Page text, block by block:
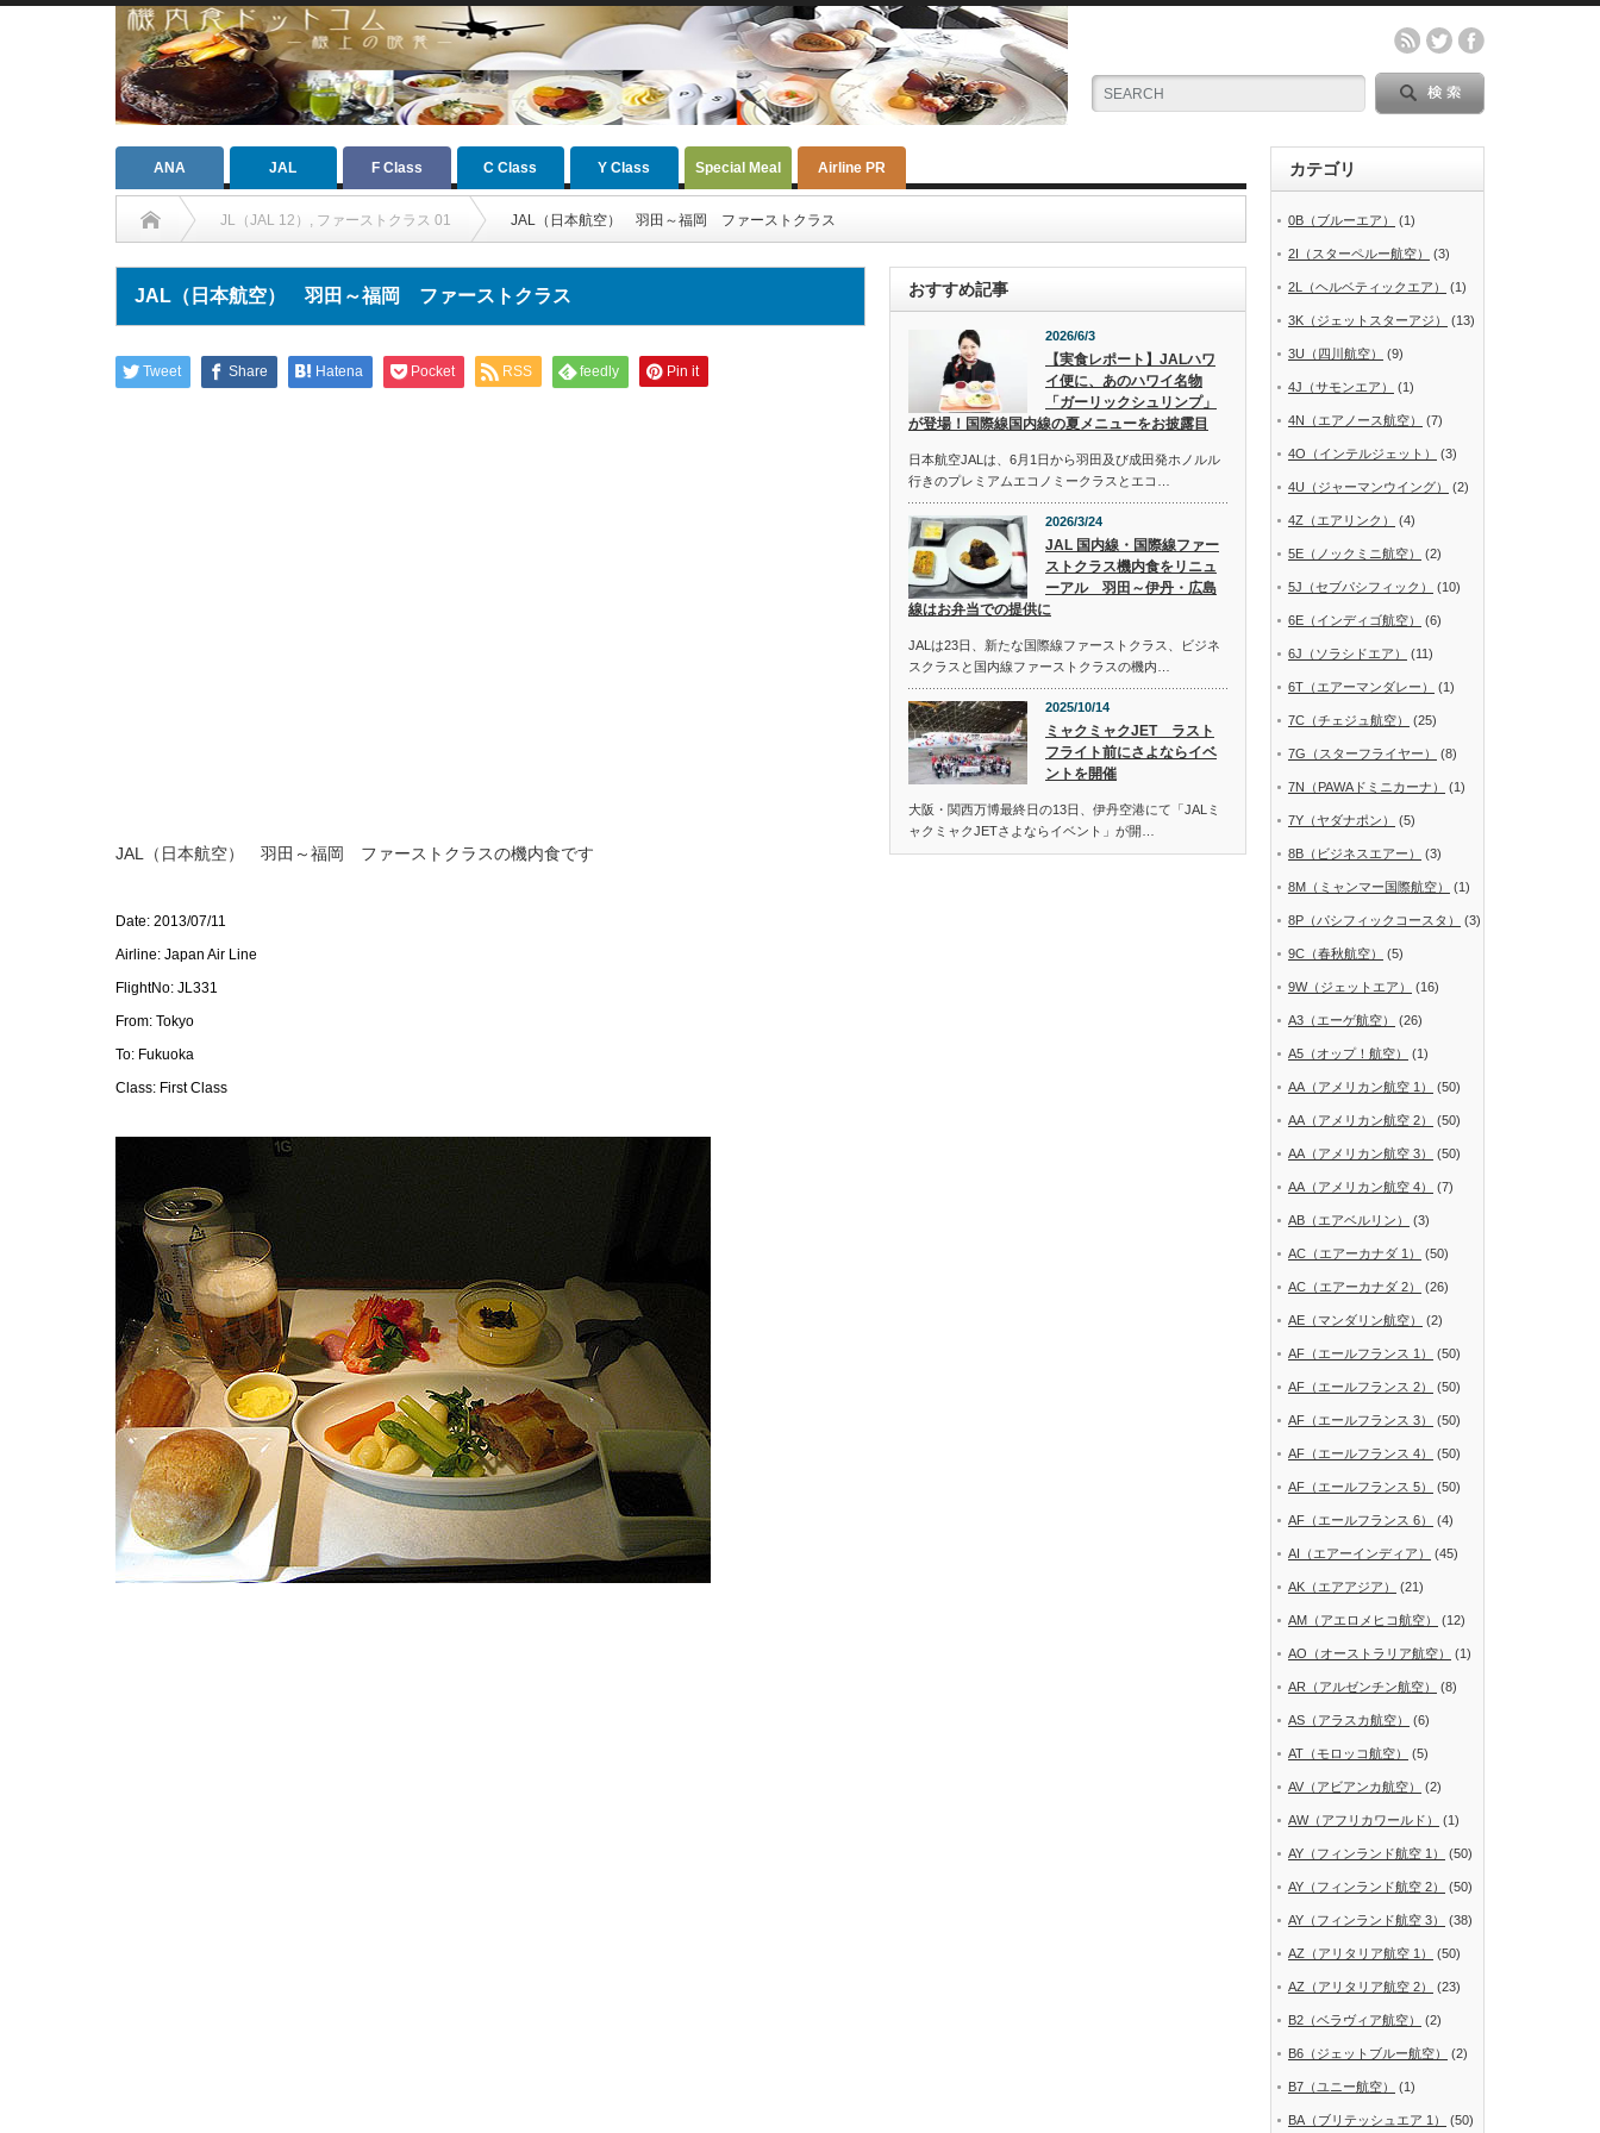
ANA JAL F Class C Class Y Class Special Meal Airline PR
JL（JAL 12） , ファーストクラス 01 JAL（日本航空） 羽田～福岡 ファーストクラス
JAL（日本航空） 羽田～福岡 ファーストクラス
Tweet Share Hatena Pocket RSS feedly Pin it
JAL（日本航空） 羽田～福岡 ファーストクラスの機内食です
Date: 2013/07/11
Airline: Japan Air Line
FlightNo: JL331
From: Tokyo
To: Fukuoka
Class: First Class
おすすめ記事
2026/6/3
【実食レポート】JALハワ
イ便に、あのハワイ名物
「ガーリックシュリンプ」
が登場！国際線国内線の夏メニューをお披露目
日本航空JALは、6月1日から羽田及び成田発ホノルル
行きのプレミアムエコノミークラスとエコ…
2026/3/24
JAL 国内線・国際線ファー
ストクラス機内食をリニュ
ーアル 羽田～伊丹・広島
線はお弁当での提供に
JALは23日、新たな国際線ファーストクラス、ビジネ
スクラスと国内線ファーストクラスの機内…
2025/10/14
ミャクミャクJET ラスト
フライト前にさよならイベ
ントを開催
大阪・関西万博最終日の13日、伊丹空港にて「JALミ
ャクミャクJETさよならイベント」が開…
カテゴリ
0B（ブルーエア） (1)
2I（スターペルー航空） (3)
2L（ヘルベティックエア） (1)
3K（ジェットスターアジ） (13)
3U（四川航空） (9)
4J（サモンエア） (1)
4N（エアノース航空） (7)
4O（インテルジェット） (3)
4U（ジャーマンウイング） (2)
4Z（エアリンク） (4)
5E（ノックミニ航空） (2)
5J（セブパシフィック） (10)
6E（インディゴ航空） (6)
6J（ソラシドエア） (11)
6T（エアーマンダレー） (1)
7C（チェジュ航空） (25)
7G（スターフライヤー） (8)
7N（PAWAドミニカーナ） (1)
7Y（ヤダナポン） (5)
8B（ビジネスエアー） (3)
8M（ミャンマー国際航空） (1)
8P（パシフィックコースタ） (3)
9C（春秋航空） (5)
9W（ジェットエア） (16)
A3（エーゲ航空） (26)
A5（オップ！航空） (1)
AA（アメリカン航空 1） (50)
AA（アメリカン航空 2） (50)
AA（アメリカン航空 3） (50)
AA（アメリカン航空 4） (7)
AB（エアベルリン） (3)
AC（エアーカナダ 1） (50)
AC（エアーカナダ 2） (26)
AE（マンダリン航空） (2)
AF（エールフランス 1） (50)
AF（エールフランス 2） (50)
AF（エールフランス 3） (50)
AF（エールフランス 4） (50)
AF（エールフランス 5） (50)
AF（エールフランス 6） (4)
AI（エアーインディア） (45)
AK（エアアジア） (21)
AM（アエロメヒコ航空） (12)
AO（オーストラリア航空） (1)
AR（アルゼンチン航空） (8)
AS（アラスカ航空） (6)
AT（モロッコ航空） (5)
AV（アビアンカ航空） (2)
AW（アフリカワールド） (1)
AY（フィンランド航空 1） (50)
AY（フィンランド航空 2） (50)
AY（フィンランド航空 3） (38)
AZ（アリタリア航空 1） (50)
AZ（アリタリア航空 2） (23)
B2（ベラヴィア航空） (2)
B6（ジェットブルー航空） (2)
B7（ユニー航空） (1)
BA（ブリテッシュエア 1） (50)